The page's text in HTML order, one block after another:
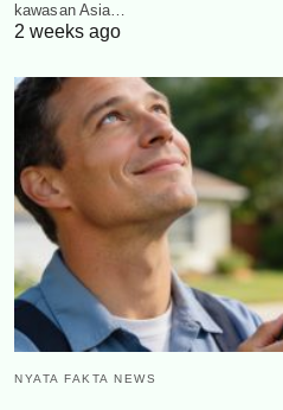
kawasan Asia…
2 weeks ago
NYATA FAKTA NEWS